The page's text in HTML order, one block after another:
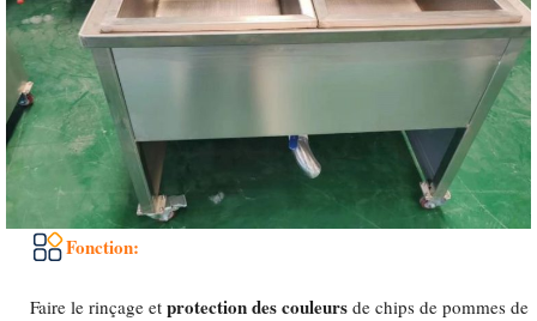
Fonction:
Faire le rinçage et protection des couleurs de chips de pommes de